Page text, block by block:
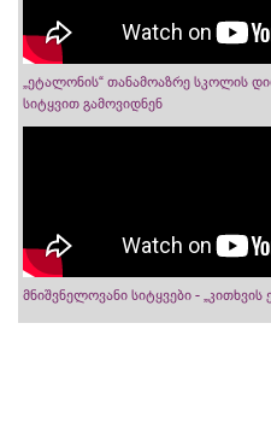
„ეტალონის“ თანამოაზრე სკოლის
სიტყვით გამოვიდნენ
მნიშვნელოვანი სიტყვები -